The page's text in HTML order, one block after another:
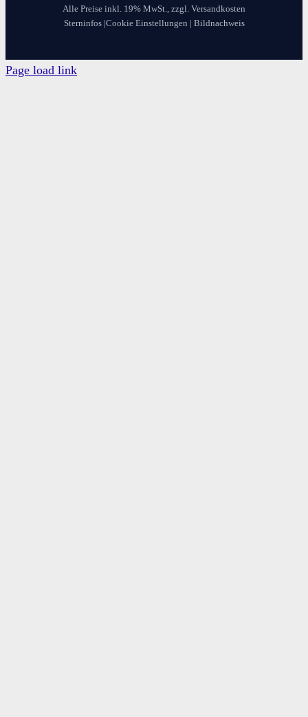
Alle Preise inkl. 19% MwSt., zzgl. Versandkosten
Sterninfos|Cookie Einstellungen | Bildnachweis
Page load link